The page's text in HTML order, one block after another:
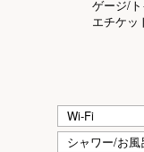
ゲージ/トイ
エチケット
Wi-Fi
シャワー/お風